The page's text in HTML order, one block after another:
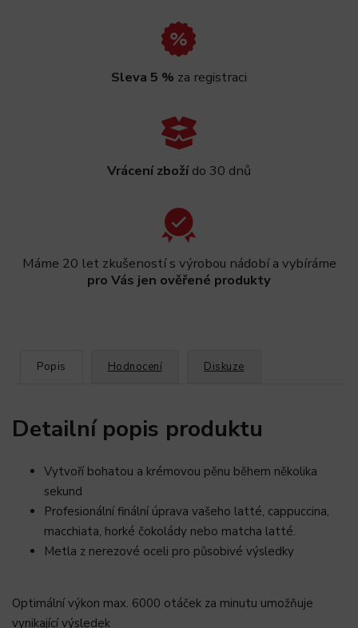
Sleva 5 % za registraci
Vrácení zbožído 30 dnů
Máme 20 let zkušeností s výrobou nádobí a vybíráme
pro Vás jen ověřené produkty
Popis Hodnocení Diskuze
Detailní popis produktu
Vytvoří bohatou a krémovou pěnu během několika
sekund
Profesionální finální úprava vašeho latté, cappuccina,
macchiata, horké čokolády nebo matcha latté.
Metla z nerezové oceli pro působivé výsledky
Optimální výkon max. 6000 otáček za minutu umožňuje
vynikající výsledek